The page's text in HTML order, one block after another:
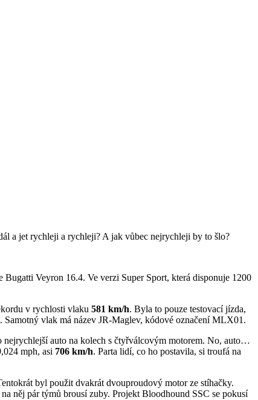
a jet rychleji a rychleji? A jak vůbec nejrychleji by to šlo?
Veyron 16.4. Ve verzi Super Sport, která disponuje 1200
v rychlosti vlaku 581 km/h. Byla to pouze testovací jízda,
Samotný vlak má název JR-Maglev, kódové označení MLX01.
nejrychlejší auto na kolech s čtyřválcovým motorem. No, auto…
mph, asi 706 km/h. Parta lidí, co ho postavila, si troufá na
byl použit dvakrát dvouproudový motor ze stíhačky.
něj pár týmů brousí zuby. Projekt Bloodhound SSC se pokusí